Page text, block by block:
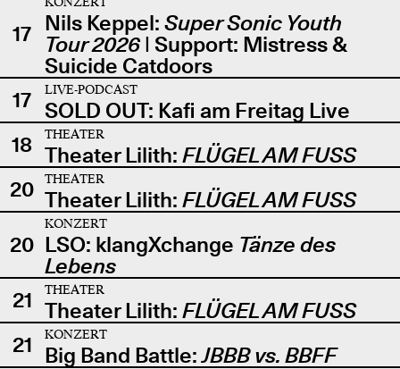
17 Nils Keppel: Super Sonic Youth
Tour 2026| Support: Mistress &
Suicide Catdoors
17
LIVE-PODCAST
SOLD OUT: Kafi am Freitag Live
18
THEATER
Theater Lilith: FLÜGEL AM FUSS
20
THEATER
Theater Lilith: FLÜGEL AM FUSS
20
KONZERT
LSO: klangXchange Tänze des
Lebens
21
THEATER
Theater Lilith: FLÜGEL AM FUSS
21
KONZERT
Big Band Battle:JBBB vs. BBFF